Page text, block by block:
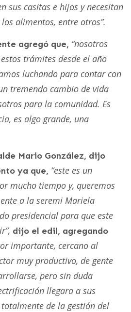
sus casitas e hijos y necesitan
alimentos, entre otros”.
agregó que, “nosotros
trámites desde el año
luchando para contar con
tremendo cambio de vida
para la comunidad. Es
es algo grande, una
Mario González, dijo
ya que, “este es un
mucho tiempo y, queremos
a la seremi Mariela
presidencial para que este
dijo el edil, agregando
importante, cercano al
muy productivo, de gente
pero sin duda
llegara a sus
de la gestión del